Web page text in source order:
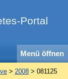
Portal
Menü öffnen
> 2008> 081125